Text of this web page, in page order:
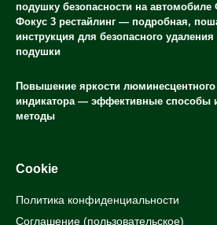
подушку безопасности на автомобиле
Фокус 3 рестайлинг — подробная,
инструкция для безопасного удаления
подушки
Повышение яркости люминесцентного
индикатора — эффективные способы
методы
Cookie
Политика конфиденциальности
Соглашение (пользовательское)